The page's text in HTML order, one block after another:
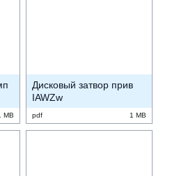
MB
Дисковый затвор прив
IAWZw
pdf 1 MB